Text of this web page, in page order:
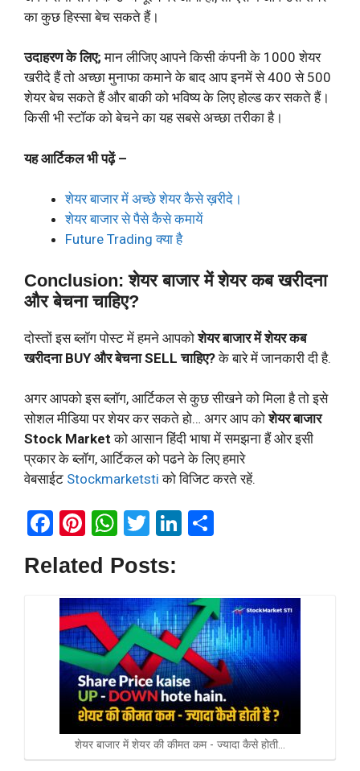
का कुछ हिस्सा बेच सकते हैं।
उदाहरण के लिए;मान लीजिए आपने किसी कंपनी के 1000 शेयर
खरीदे हैं तो अच्छा मुनाफा कमाने के बाद आप इनमें से 400 से 500
शेयर बेच सकते हैं और बाकी को भविष्य के लिए होल्ड कर सकते हैं।
किसी भी स्टॉक को बेचने का यह सबसे अच्छा तरीका है।
यह आर्टिकल भी पढ़ें –
शेयर बाजार में अच्छे शेयर कैसे ख़रीदे।
शेयर बाजार से पैसे कैसे कमायें
Future Trading क्या है
Conclusion: शेयर बाजार में शेयर कब खरीदना
और बेचना चाहिए?
दोस्तों इस ब्लॉग पोस्ट में हमने आपकोशेयर बाजार में शेयर कब
खरीदना BUY और बेचना SELL चाहिए?के बारे में जानकारी दी है.
अगर आपको इस ब्लॉग, आर्टिकल से कुछ सीखने को मिला है तो इसे
सोशल मीडिया पर शेयर कर सकते हो… अगर आप कोशेयर बाजार
Stock Marketको आसान हिंदी भाषा में समझना हैं ओर इसी
प्रकार के ब्लॉग, आर्टिकल को पढने के लिए हमारे
वेबसाईट Stockmarketsti को विजिट करते रहें.
F
a
ce
b
o
o
k
Pi
nt
er
es
t
W
at
s
A
p
p
T
tt
er
Li
dI
n
e
Related Posts:
शेयर बाजार में शेयर की कीमत कम - ज्यादा कैसे होती…